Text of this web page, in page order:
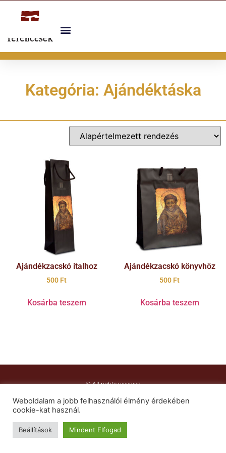
Kategória: Ajándéktáska
Ajándékzacskó italhoz
500 Ft
Kosárba teszem
Ajándékzacskó könyvhöz
500 Ft
Kosárba teszem
© All rights reserved
Copyright © 2021 Magyarok Nagyasszonya Ferences Rendtartomány
Weboldalam a jobb felhasználói élmény érdekében
cookie-kat használ.
Beállítások Mindent Elfogad